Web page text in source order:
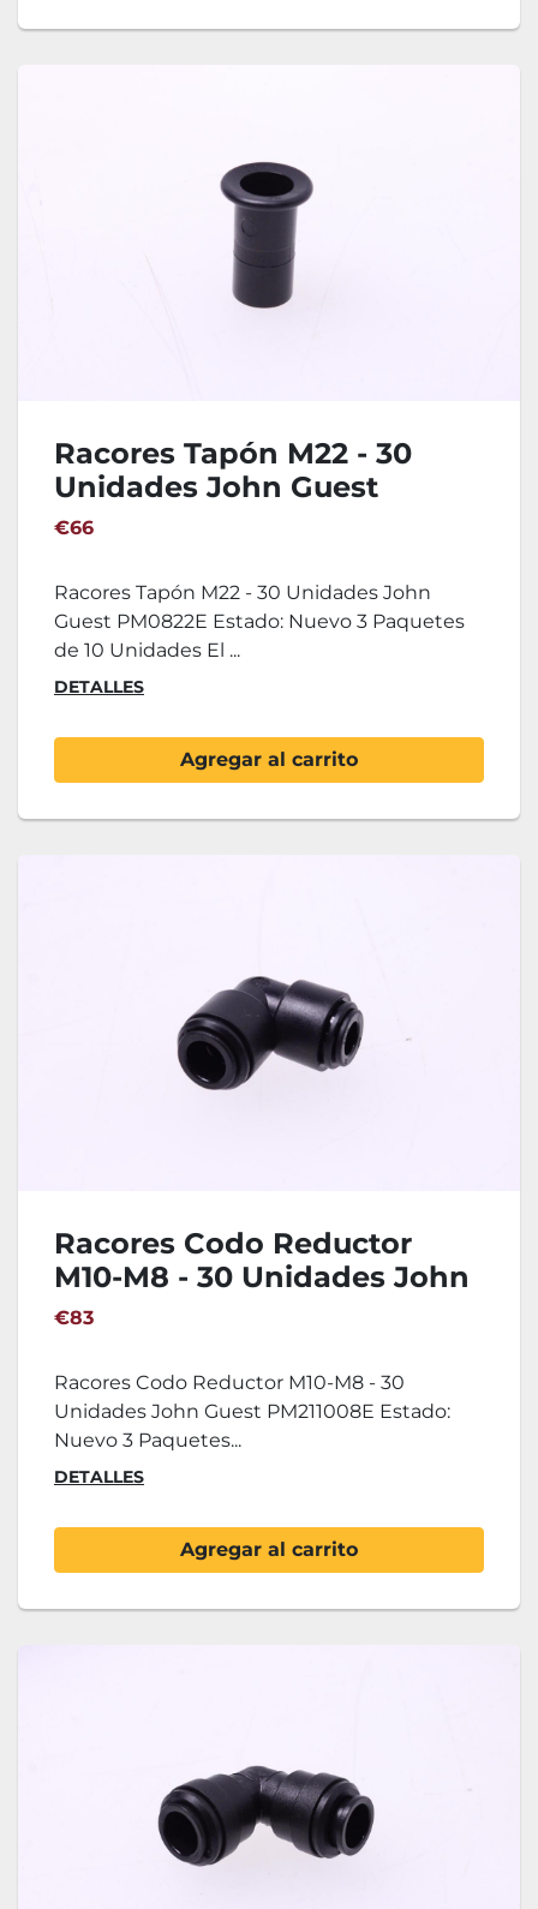
Racores Tapón M22 - 30
Unidades John Guest
PM0822E
€66
Racores Tapón M22 - 30 Unidades John
Guest PM0822E Estado: Nuevo 3 Paquetes
de 10 Unidades El ...
DETALLES
Agregar al carrito
Racores Codo Reductor
M10-M8 - 30 Unidades John
Guest PM211008E
€83
Racores Codo Reductor M10-M8 - 30
Unidades John Guest PM211008E Estado:
Nuevo 3 Paquetes...
DETALLES
Agregar al carrito